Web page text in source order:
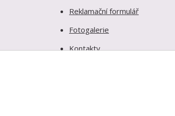
Reklamační formulář
Fotogalerie
Kontakty